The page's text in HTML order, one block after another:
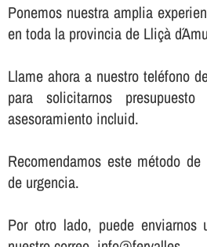
Ponemos nuestra amplia
en toda la provincia de Lliçà
Llame ahora a nuestro teléfono
para solicitarnos
asesoramiento incluid.
Recomendamos este método
de urgencia.
Por otro lado, puede enviarnos